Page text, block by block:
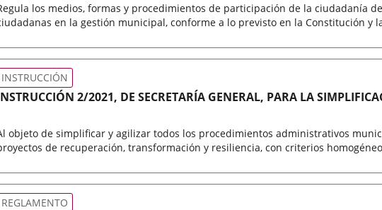
los medios, formas y procedimientos de participación de la ciudadanía
en la gestión municipal, conforme a lo previsto en la Constitución y
2/2021, DE SECRETARÍA GENERAL, PARA LA
Y RESILIENCIA.
objeto de simplificar y agilizar todos los procedimientos administrativos
de recuperación, transformación y resiliencia, con criterios
INSTRUCCIÓN
REGLAMENTO